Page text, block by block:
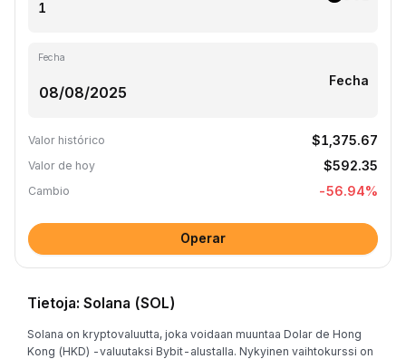
Fecha
Fecha
Valor histórico $1,375.67
Valor de hoy $592.35
Cambio -56.94%
Operar
Tietoja: Solana (SOL)
Solana on kryptovaluutta, joka voidaan muuntaa Dolar de Hong
Kong (HKD) -valuutaksi Bybit-alustalla. Nykyinen vaihtokurssi on